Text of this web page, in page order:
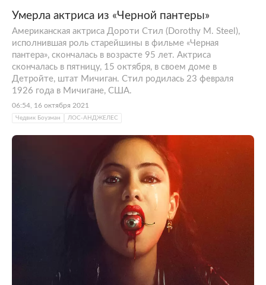
Умерла актриса из «Черной пантеры»
Американская актриса Дороти Стил (Dorothy M. Steel),
исполнившая роль старейшины в фильме «Черная
пантера», скончалась в возрасте 95 лет. Актриса
скончалась в пятницу, 15 октября, в своем доме в
Детройте, штат Мичиган. Стил родилась 23 февраля
1926 года в Мичигане, США.
06:54, 16 октября 2021
Чедвик Боузман ЛОС-АНДЖЕЛЕС